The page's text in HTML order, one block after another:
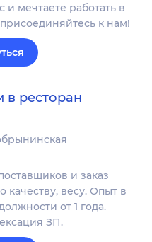
мечтаете работать в
к нам!
в ресторан
и заказ
качеству, весу. Опыт в
от 1 года.
ЗП.